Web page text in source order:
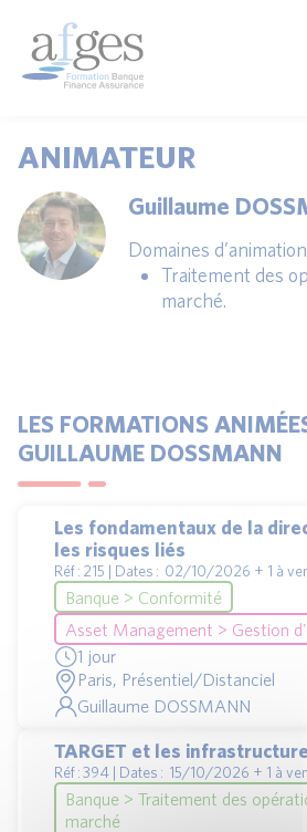
ANIMATEUR
Guillaume
Domaines
Traitement des
marché.
LES FORMATIONS
GUILLAUME DOSSMANN
Les fondamentaux de la
les risques liés
Réf : 215 | Dates : 02/10/2026 + 1 à
Banque > Conformité
Asset Management > Gestion
1 jour
Paris, Présentiel/Distanciel
Guillaume DOSSMANN
TARGET et les
Réf : 394 | Dates : 15/10/2026 + 1 à
Banque > Traitement des
marché